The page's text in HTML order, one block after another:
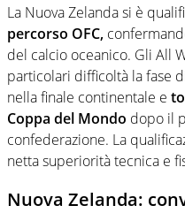
La Nuova Zelanda si è
percorso OFC,
del calcio oceanico. Gli All
particolari difficoltà la fase
nella finale continentale e
Coppa del Mondo dopo il
confederazione. La
netta superiorità tecnica e
Nuova Zelanda: